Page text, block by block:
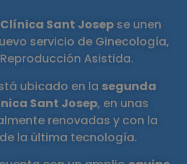
Clínica Sant Josepse unen
servicio de Ginecología,
Asistida.
ubicado en la segunda
Sant Josep, en unas
renovadas y con la
la última tecnología.